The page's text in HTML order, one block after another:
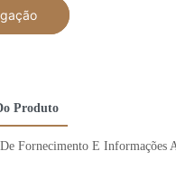
Produto
Fornecimento E Informações